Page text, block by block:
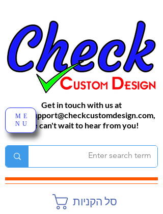
סל הקניות
Get in touch with us at
sales-support@checkcustomdesign.com,
We can't wait to hear from you!
ME
NU